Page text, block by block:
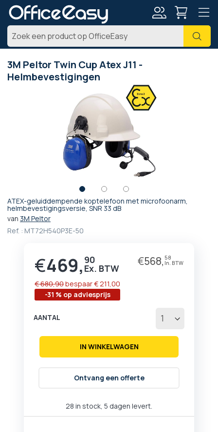
Zoek
3M Peltor Twin Cup Atex J11 -
Helmbevestigingen
ATEX-geluiddempende koptelefoon met microfoonarm,
helmbevestigingsversie, SNR 33 dB
van 3M Peltor
Ref. : MT72H540P3E-50
Prijs
€469, 90 €568, 58
-31 % op adviesprijs
€ 680,90bespaar€ 211,00
28 in stock, 5 dagen levert.
AANTAL
IN WINKELWAGEN
Ontvang een offerte
Ga
naar
begin
afbeeldingen-